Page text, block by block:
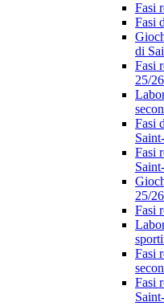
Fasi
Fasi
di
Fasi
25/26
Fasi
Fasi
25/26
Fasi
Fasi
Fasi